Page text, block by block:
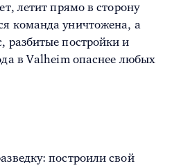
летит прямо в сторону
команда уничтожена, а
разбитые постройки и
в Valheim опаснее любых
построили свой